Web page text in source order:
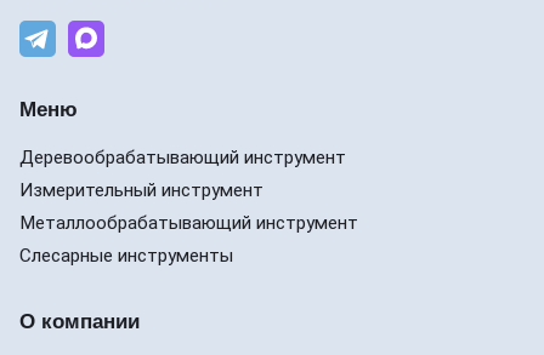
Меню
Деревообрабатывающий инструмент
Измерительный инструмент
Металлообрабатывающий инструмент
Слесарные инструменты
О компании